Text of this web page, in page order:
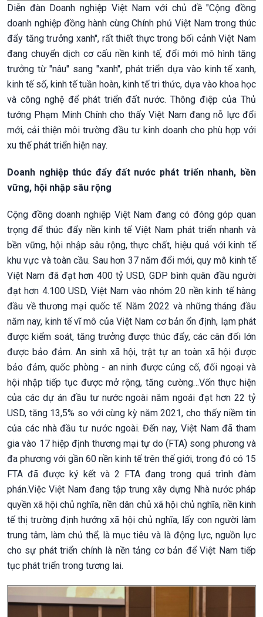
Diễn đàn Doanh nghiệp Việt Nam với chủ đề "Cộng đồng
doanh nghiệp đồng hành cùng Chính phủ Việt Nam trong thúc
đẩy tăng trưởng xanh", rất thiết thực trong bối cảnh Việt Nam
đang chuyển dịch cơ cấu nền kinh tế, đổi mới mô hình tăng
trưởng từ "nâu" sang "xanh", phát triển dựa vào kinh tế xanh,
kinh tế số, kinh tế tuần hoàn, kinh tế tri thức, dựa vào khoa học
và công nghệ để phát triển đất nước. Thông điệp của Thủ
tướng Phạm Minh Chính cho thấy Việt Nam đang nỗ lực đổi
mới, cải thiện môi trường đầu tư kinh doanh cho phù hợp với
xu thế phát triển hiện nay.
Doanh nghiệp thúc đẩy đất nước phát triển nhanh, bền
vững, hội nhập sâu rộng
Cộng đồng doanh nghiệp Việt Nam đang có đóng góp quan
trọng để thúc đẩy nền kinh tế Việt Nam phát triển nhanh và
bền vững, hội nhập sâu rộng, thực chất, hiệu quả với kinh tế
khu vực và toàn cầu. Sau hơn 37 năm đổi mới, quy mô kinh tế
Việt Nam đã đạt hơn 400 tỷ USD, GDP bình quân đầu người
đạt hơn 4.100 USD, Việt Nam vào nhóm 20 nền kinh tế hàng
đầu về thương mại quốc tế. Năm 2022 và những tháng đầu
năm nay, kinh tế vĩ mô của Việt Nam cơ bản ổn định, lạm phát
được kiểm soát, tăng trưởng được thúc đẩy, các cân đối lớn
được bảo đảm. An sinh xã hội, trật tự an toàn xã hội được
bảo đảm, quốc phòng - an ninh được củng cố, đối ngoại và
hội nhập tiếp tục được mở rộng, tăng cường…Vốn thực hiện
của các dự án đầu tư nước ngoài năm ngoái đạt hơn 22 tỷ
USD, tăng 13,5% so với cùng kỳ năm 2021, cho thấy niềm tin
của các nhà đầu tư nước ngoài. Đến nay, Việt Nam đã tham
gia vào 17 hiệp định thương mại tự do (FTA) song phương và
đa phương với gần 60 nền kinh tế trên thế giới, trong đó có 15
FTA đã được ký kết và 2 FTA đang trong quá trình đàm
phán.Việc Việt Nam đang tập trung xây dựng Nhà nước pháp
quyền xã hội chủ nghĩa, nền dân chủ xã hội chủ nghĩa, nền kinh
tế thị trường định hướng xã hội chủ nghĩa, lấy con người làm
trung tâm, làm chủ thể, là mục tiêu và là động lực, nguồn lực
cho sự phát triển chính là nền tảng cơ bản để Việt Nam tiếp
tục phát triển trong tương lai.